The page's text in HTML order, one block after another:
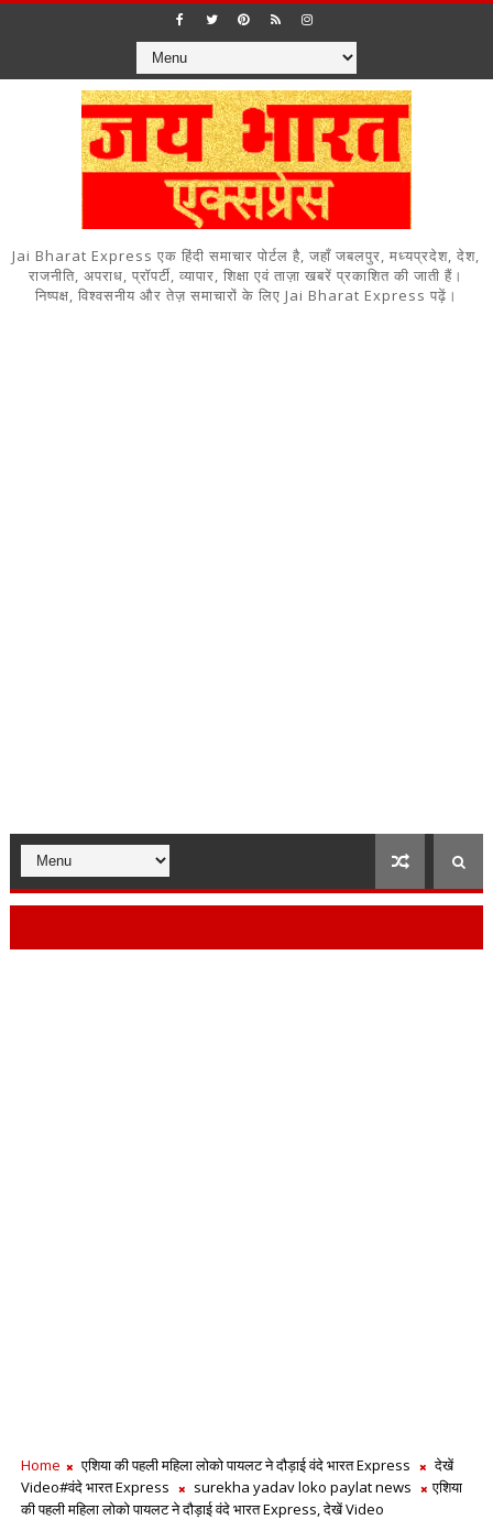
Jai Bharat Express एक हिंदी समाचार पोर्टल है, जहाँ जबलपुर, मध्यप्रदेश, देश,
राजनीति, अपराध, प्रॉपर्टी, व्यापार, शिक्षा एवं ताज़ा खबरें प्रकाशित की जाती हैं।
निष्पक्ष, विश्वसनीय और तेज़ समाचारों के लिए Jai Bharat Express पढ़ें।
Home एशिया की पहली महिला लोको पायलट ने दौड़ाई वंदे भारत Express
देखें
Video#वंदे भारत Express
surekha yadav loko paylat news
एशिया
की पहली महिला लोको पायलट ने दौड़ाई वंदे भारत Express, देखें Video